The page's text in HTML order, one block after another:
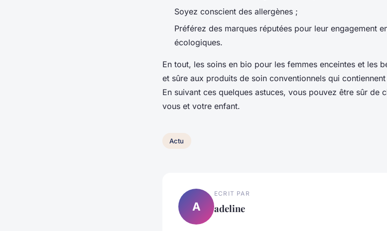
Soyez conscient des allergènes ;
Préférez des marques réputées pour leur engagement
écologiques.
En tout, les soins en bio pour les femmes enceintes et les
et sûre aux produits de soin conventionnels qui
En suivant ces quelques astuces, vous pouvez être sûr de
vous et votre enfant.
Actu
A
ECRIT PAR
adeline